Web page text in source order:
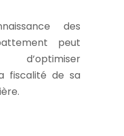
des
peut
fiscalité de sa